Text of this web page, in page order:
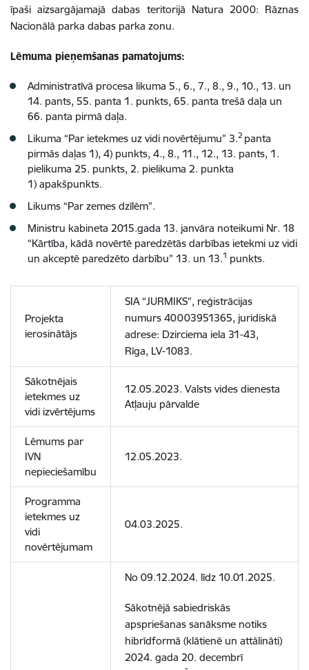
īpaši aizsargājamajā dabas teritorijā Natura 2000: Rāznas
Nacionālā parka dabas parka zonu.
Lēmuma pieņemšanas pamatojums:
Administratīvā procesa likuma 5., 6., 7., 8., 9., 10., 13. un
14. pants, 55. panta 1. punkts, 65. panta trešā daļa un
66. panta pirmā daļa.
Likuma “Par ietekmes uz vidi novērtējumu” 3.2 panta
pirmās daļas 1), 4) punkts, 4., 8., 11., 12., 13. pants, 1.
pielikuma 25. punkts, 2. pielikuma 2. punkta
1) apakšpunkts.
Likums “Par zemes dzīlēm”.
Ministru kabineta 2015.gada 13. janvāra noteikumi Nr. 18
“Kārtība, kādā novērtē paredzētās darbības ietekmi uz vidi
un akceptē paredzēto darbību” 13. un 13.1 punkts.
Projekta
ierosinātājs
SIA “JURMIKS”, reģistrācijas
numurs 40003951365, juridiskā
adrese: Dzirciema iela 31-43,
Rīga, LV-1083.
Sākotnējais
ietekmes uz
vidi izvērtējums
12.05.2023. Valsts vides dienesta
Atļauju pārvalde
Lēmums par
IVN
nepieciešamību
12.05.2023.
Programma
ietekmes uz
vidi
novērtējumam
04.03.2025.
No 09.12.2024. līdz 10.01.2025.
Sākotnējā sabiedriskās
apspriešanas sanāksme notiks
hibrīdformā (klātienē un attālināti)
2024. gada 20. decembrī